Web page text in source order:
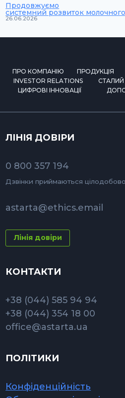
Продовжуємо
системний розвиток
26.06.2026
ПРО КОМПАНІЮ ПРОДУКЦІЯ
INVESTOR RELATIONS
ЦИФРОВІ ІННОВАЦІЇ
ЛІНІЯ ДОВІРИ
0 800 357 194
Дзвінки приймаються цілодобово
astarta@ethics.email
Лінія довіри
КОНТАКТИ
+38 (044) 585 94 94
+38 (044) 354 18 00
office@astarta.ua
ПОЛІТИКИ
Конфіденційність